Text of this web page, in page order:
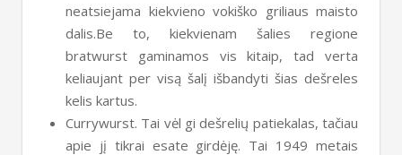
neatsiejama kiekvieno vokiško griliaus maisto
dalis.Be to, kiekvienam šalies regione
bratwurst gaminamos vis kitaip, tad verta
keliaujant per visą šalį išbandyti šias dešreles
kelis kartus.
Currywurst. Tai vėl gi dešrelių patiekalas, tačiau
apie jį tikrai esate girdėję. Tai 1949 metais